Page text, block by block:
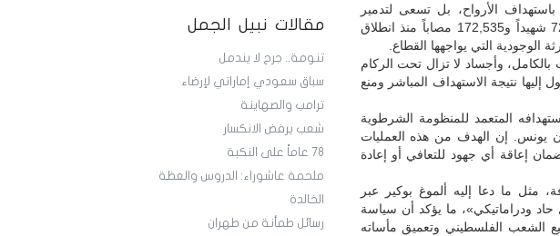
مقالات نبيل الجمل
تنومة.. جرح لا يندمل
سباق سعودي إماراتي لإرضاء
ترامب والصهاينة
شعب يرفض الانكسار
78 عاماً على النكبة
ملحمة عاشوراء: الدروس والعظة
الخالدة
رسائل طمأنة من طهران
باستهداف الأرواح، بل تسعى لتدمير
مقومات الحياة اليومية. إن وصول حصيلة الضحايا إلى 72,736 شهيداً و172,535 مصاباً منذ انطلاق
وأجساد لا تزال تحت الركام
نتيجة الاستهداف المباشر ومنع
المتعمد للمنظومة الشرطوية
يونس. إن الهدف من هذه العمليات
إعاقة أي جهود للتعافي أو إعادة
مثل ما دعا إليه ألموغ بوكير عبر
حاد ودراماتيكي»، ما يؤكد أن سياسة
الشعب الفلسطيني وتعميق مأساته